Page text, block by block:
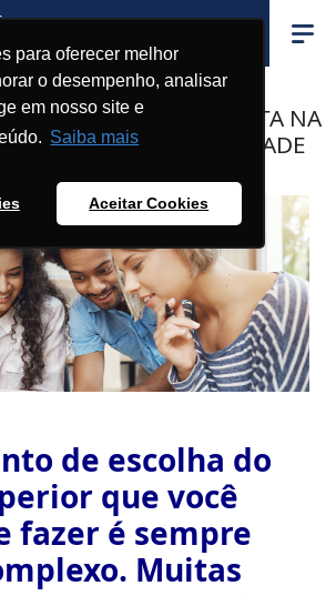
para oferecer melhor
o desempenho, analisar
em nosso site e
Saiba mais
Aceitar Cookies
O QUE LEVAR EM CONTA NA
SUA UNIVERSIDADE
de escolha do
que você
fazer é sempre
Muitas